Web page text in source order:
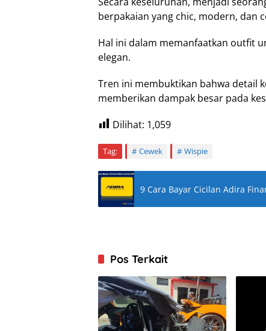
berpakaian yang chic, modern, dan
Hal ini dalam memanfaatkan outfit
elegan.
Tren ini membuktikan bahwa detail
memberikan dampak besar pada
Dilihat: 1,059
Tag: Cewek Wispie
9 Cara Bayar Cicilan Adira
Pos Terkait